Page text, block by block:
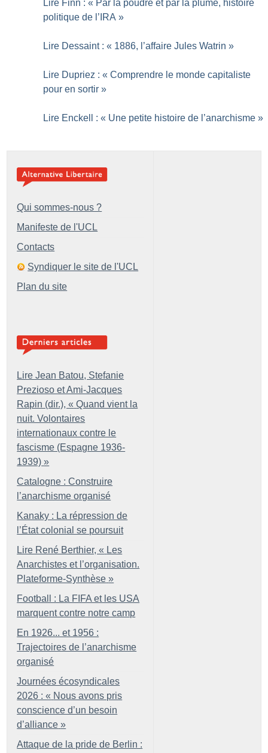
Lire Finn : « Par la poudre et par la plume, histoire
politique de l’IRA »
Lire Dessaint : « 1886, l’affaire Jules Watrin »
Lire Dupriez : « Comprendre le monde capitaliste
pour en sortir »
Lire Enckell : « Une petite histoire de l’anarchisme »
Qui sommes-nous ?
Manifeste de l'UCL
Contacts
Syndiquer le site de l'UCL
Plan du site
Lire Jean Batou, Stefanie
Prezioso et Ami-Jacques
Rapin (dir.), « Quand vient la
nuit. Volontaires
internationaux contre le
fascisme (Espagne 1936-
1939) »
Catalogne : Construire
l’anarchisme organisé
Kanaky : La répression de
l’État colonial se poursuit
Lire René Berthier, « Les
Anarchistes et l’organisation.
Plateforme-Synthèse »
Football : La FIFA et les USA
marquent contre notre camp
En 1926... et 1956 :
Trajectoires de l’anarchisme
organisé
Journées écosyndicales
2026 : « Nous avons pris
conscience d’un besoin
d’alliance »
Attaque de la pride de Berlin :